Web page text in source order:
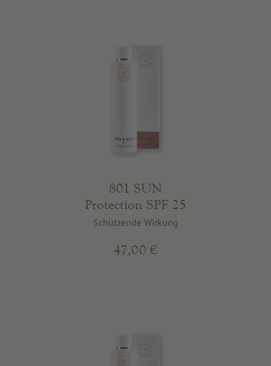
801 SUN
Protection SPF 25
Schützende Wirkung
47,00 €